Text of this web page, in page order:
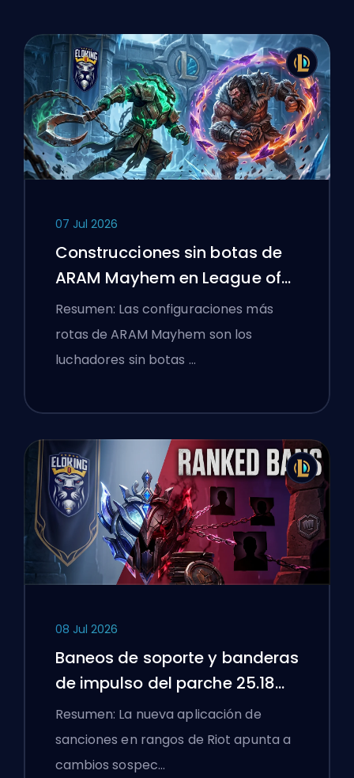
07 Jul 2026
Construcciones sin botas de
ARAM Mayhem en League of
Legends
Resumen: Las configuraciones más
rotas de ARAM Mayhem son los
luchadores sin botas …
08 Jul 2026
Baneos de soporte y banderas
de impulso del parche 25.18
de League of Legends
Resumen: La nueva aplicación de
sanciones en rangos de Riot apunta a
cambios sospec…